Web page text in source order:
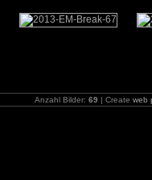
Anzahl Bilder: 69 | Create web